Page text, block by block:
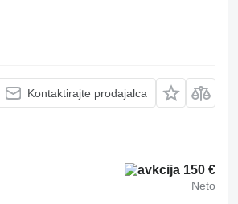
Kontaktirajte prodajalca
150 €
Neto